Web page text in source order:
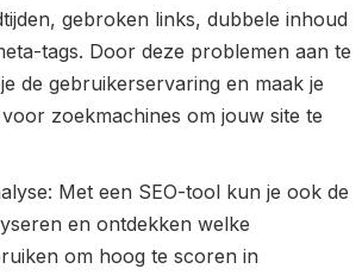
gebroken links, dubbele inhoud
tags. Door deze problemen aan te
de gebruikerservaring en maak je
zoekmachines om jouw site te
Met een SEO-tool kun je ook de
en ontdekken welke
om hoog te scoren in